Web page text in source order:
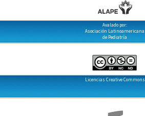
Avalado por:
Asociación Latinoamericana
de Pediatría
Licencias Creative Commons